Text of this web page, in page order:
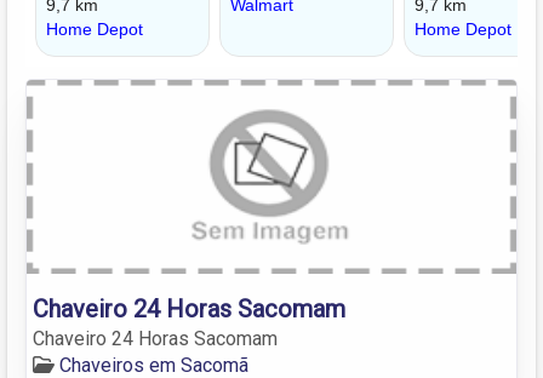
Chaveiro 24 Horas Sacomam
Chaveiro 24 Horas Sacomam
Chaveiros em Sacomã